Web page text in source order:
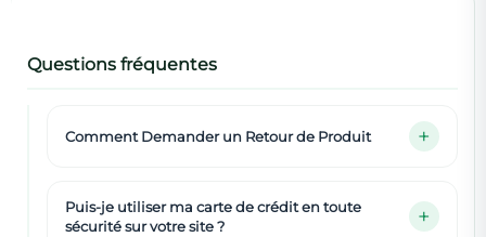
Questions fréquentes
Comment Demander un Retour de Produit
Puis-je utiliser ma carte de crédit en toute
sécurité sur votre site ?